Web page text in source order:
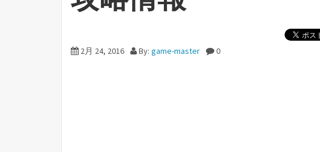
2月 24, 2016 By: game-master 0